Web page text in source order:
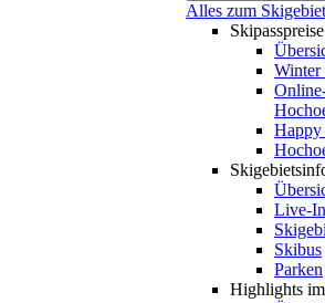
Alles zum
Skipasspreise
Winter
Happy
Live-
Skibus
Parken
Highlights